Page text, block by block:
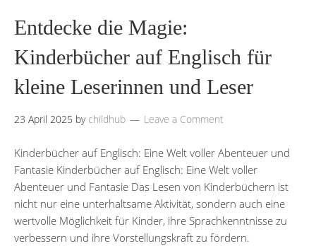
Entdecke die Magie:
Kinderbücher auf Englisch für
kleine Leserinnen und Leser
23 April 2025 by childhub Leave a Comment
Kinderbücher auf Englisch: Eine Welt voller Abenteuer und
Fantasie Kinderbücher auf Englisch: Eine Welt voller
Abenteuer und Fantasie Das Lesen von Kinderbüchern ist
nicht nur eine unterhaltsame Aktivität, sondern auch eine
wertvolle Möglichkeit für Kinder, ihre Sprachkenntnisse zu
verbessern und ihre Vorstellungskraft zu fördern.